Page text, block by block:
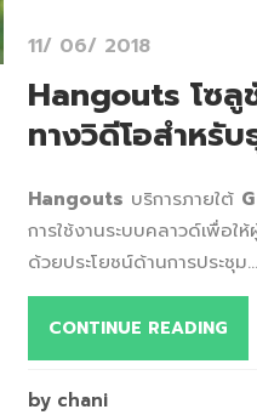
11/ 06/ 2018
Hangouts โซลู
ทางวิดีโอสำหรับ
Hangouts บริการภายใต้
การใช้งานระบบคลาวด์เพื่อใ
ด้วยประโยชน์ด้านการประชุม...
CONTINUE READING
by chani